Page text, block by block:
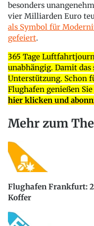
besonders
vier Milliarden Euro
als Symbol für
gefeiert.
365 Tage
unabhängig. Damit
Unterstützung. Schon
Flughafen genießen
hier klicken und
Mehr zum
Flughafen Frankfurt:
Koffer